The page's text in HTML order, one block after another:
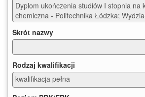
Dyplom ukończenia studiów I stopnia na
chemiczna - Politechnika Łódzka;
Skrót nazwy
Rodzaj kwalifikacji
kwalifikacja pełna